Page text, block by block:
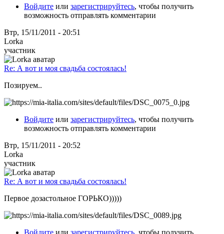
Войдите или зарегистрируйтесь, чтобы получить
возможность отправлять комментарии
Втр, 15/11/2011 - 20:51
Lorka
участник
Re: А вот и моя свадьба состоялась!
Позируем..
Войдите или зарегистрируйтесь, чтобы получить
возможность отправлять комментарии
Втр, 15/11/2011 - 20:52
Lorka
участник
Re: А вот и моя свадьба состоялась!
Первое дозастольное ГОРЬКО)))))
Войдите или зарегистрируйтесь , чтобы получить